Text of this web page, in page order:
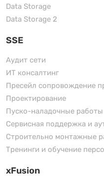
Data Storage
Data Storage 2
SSE
Аудит сети
ИТ консалтинг
Пресейл сопровождение
Проектирование
Пуско-наладочные работы
Сервисная поддержка и
Строительно монтажные
Тренинги и обучение
xFusion